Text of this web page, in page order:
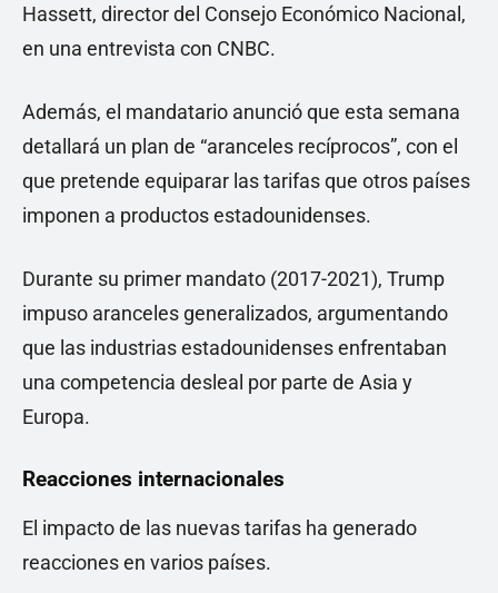
Hassett, director del Consejo Económico Nacional,
en una entrevista con CNBC.
Además, el mandatario anunció que esta semana
detallará un plan de “aranceles recíprocos”, con el
que pretende equiparar las tarifas que otros países
imponen a productos estadounidenses.
Durante su primer mandato (2017-2021), Trump
impuso aranceles generalizados, argumentando
que las industrias estadounidenses enfrentaban
una competencia desleal por parte de Asia y
Europa.
Reacciones internacionales
El impacto de las nuevas tarifas ha generado
reacciones en varios países.